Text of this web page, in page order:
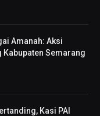
Amanah: Aksi
Semarang
Kasi PAI